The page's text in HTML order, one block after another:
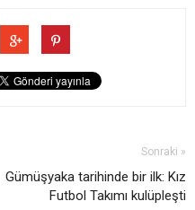
Sonraki »
Gümüşyaka tarihinde bir ilk: Kız
Futbol Takımı kulüpleşti